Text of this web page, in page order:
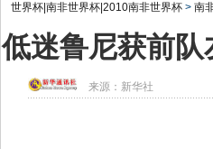
世界杯|南非世界杯|2010南非世界杯 > 南
低迷鲁尼获前
来源： 新华社